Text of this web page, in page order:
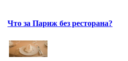
Что за Париж без ресторана?